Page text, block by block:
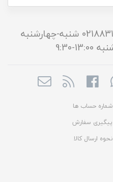
09129057583 / 02188311574 شنبه-چهارشنبه
شماره حساب ها
پیگیری سفارش
نحوه ارسال کالا